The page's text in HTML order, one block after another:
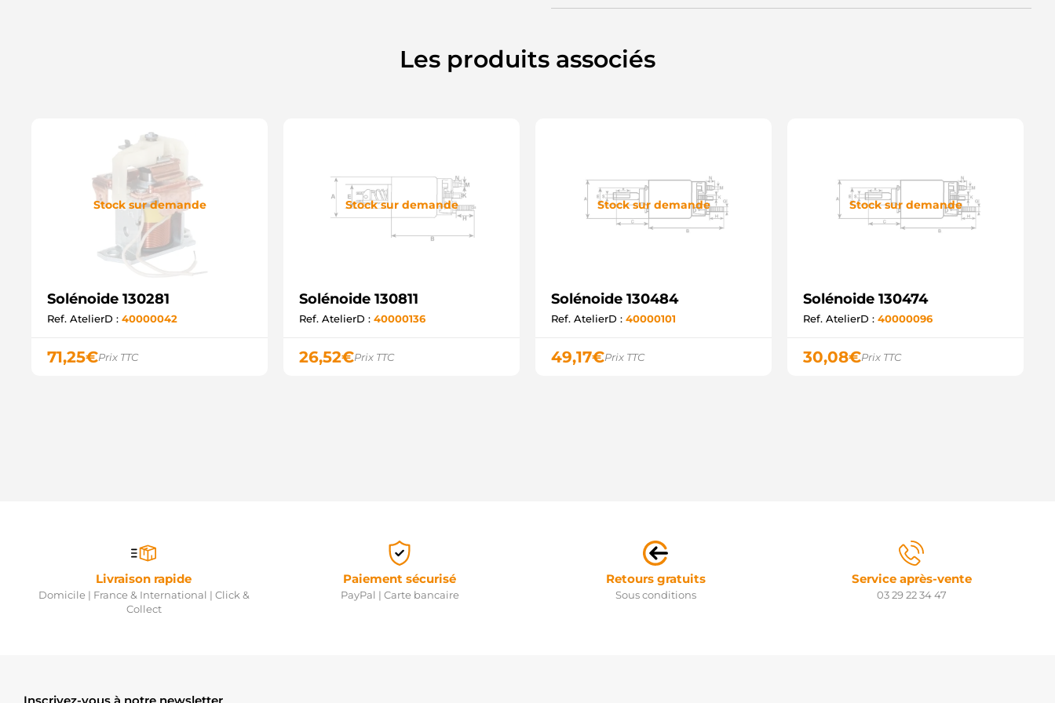
Les produits associés
Stock sur demande
Solénoide 130281
Ref. AtelierD : 40000042
71,25€Prix TTC
Stock sur demande
Solénoide 130811
Ref. AtelierD : 40000136
26,52€Prix TTC
Stock sur demande
Solénoide 130484
Ref. AtelierD : 40000101
49,17€Prix TTC
Stock sur demande
Solénoide 130474
Ref. AtelierD : 40000096
30,08€Prix TTC
Livraison rapide
Domicile | France & International | Click &
Collect
Paiement sécurisé
PayPal | Carte bancaire
Retours gratuits
Sous conditions
Service après-vente
03 29 22 34 47